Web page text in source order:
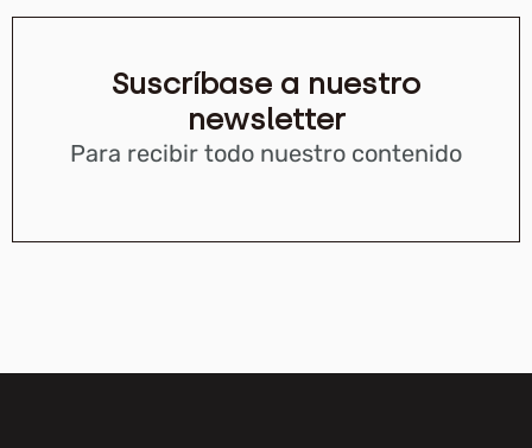
Suscríbase a nuestro
newsletter
Para recibir todo nuestro contenido